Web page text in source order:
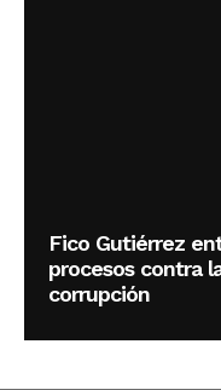
Fico Gutiérrez
procesos contra
corrupción